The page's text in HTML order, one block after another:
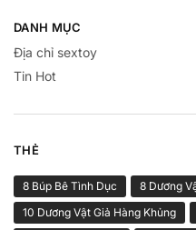
DANH MỤC
Địa chỉ sextoy
Tin Hot
THẺ
8 Búp Bê Tình Dục
8 Dương
10 Dương Vật Giả Hàng Khủng